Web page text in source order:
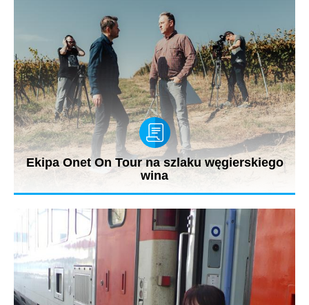
Ekipa Onet On Tour na szlaku węgierskiego
wina
Kamery programu Onet On Tour dotarły na Węgry. Ekipa
Jarosława Kuźniara przez...